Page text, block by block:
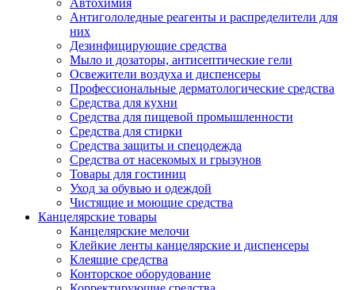
Автохимия
Антигололедные реагенты и распределители для
них
Дезинфицирующие средства
Мыло и дозаторы, антисептические гели
Освежители воздуха и диспенсеры
Профессиональные дерматологические средства
Средства для кухни
Средства для пищевой промышленности
Средства для стирки
Средства защиты и спецодежда
Средства от насекомых и грызунов
Товары для гостиниц
Уход за обувью и одеждой
Чистящие и моющие средства
Канцелярские товары
Канцелярские мелочи
Клейкие ленты канцелярские и диспенсеры
Клеящие средства
Конторское оборудование